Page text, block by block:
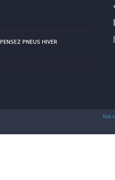
PNEUS HIVER
Nos